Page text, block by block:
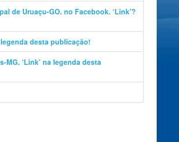
de Uruaçu-GO. no Facebook. ‘Link’?
desta publicação!
‘Link’ na legenda desta